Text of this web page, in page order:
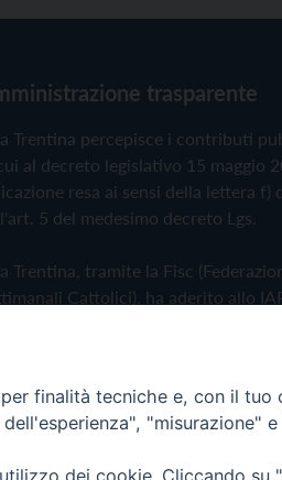
trasparente
Trentina percepisce i contributi
al decreto legislativo 15 maggio
resa ai sensi della lettera f)
5 del medesimo decreto Lgs.
Trentina, tramite la Fisc
Cattolici), ha aderito allo
Policy Cookie Policy
finalità tecniche e, con il
"misurazione"